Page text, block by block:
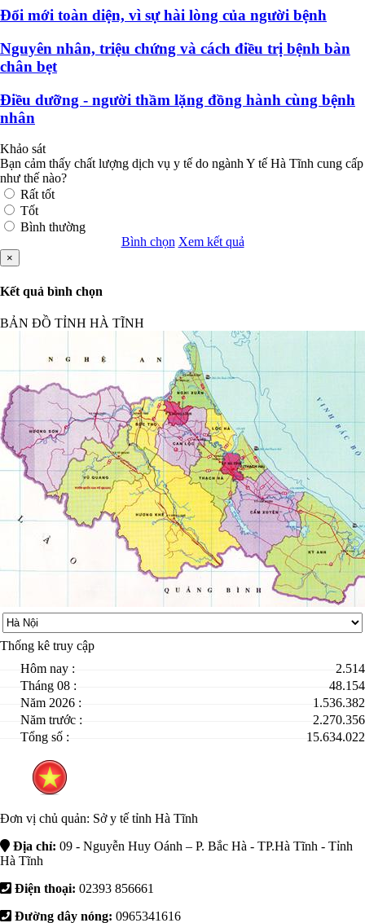
Đổi mới toàn diện, vì sự hài lòng của người bệnh
Nguyên nhân, triệu chứng và cách điều trị bệnh bàn
chân bẹt
Điều dưỡng - người thầm lặng đồng hành cùng bệnh
nhân
Khảo sát
Bạn cảm thấy chất lượng dịch vụ y tế do ngành Y tế Hà Tĩnh cung cấp
như thế nào?
Rất tốt
Tốt
Bình thường
Bình chọn Xem kết quả
×
Kết quả bình chọn
BẢN ĐỒ TỈNH HÀ TĨNH
Thống kê truy cập
Hôm nay :
2.514
Tháng 08 :
48.154
Năm 2026 :
1.536.382
Năm trước :
2.270.356
Tổng số :
15.634.022
Đơn vị chủ quản: Sở y tế tỉnh Hà Tĩnh
Địa chỉ: 09 - Nguyễn Huy Oánh – P. Bắc Hà - TP.Hà Tĩnh - Tỉnh
Hà Tĩnh
Điện thoại: 02393 856661
Đường dây nóng: 0965341616